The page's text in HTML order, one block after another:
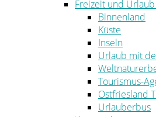
Freizeit und
Binnenland
Küste
Inseln
Urlaub mit
Tourismus-
Ostfriesland
Urlauberbus